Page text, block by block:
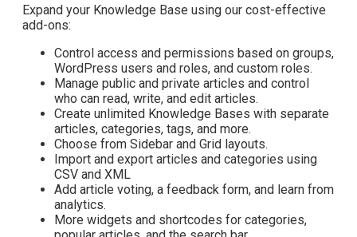
Expand your Knowledge Base using our cost-effective
add-ons:
Control access and permissions based on groups,
WordPress users and roles, and custom roles.
Manage public and private articles and control
who can read, write, and edit articles.
Create unlimited Knowledge Bases with separate
articles, categories, tags, and more.
Choose from Sidebar and Grid layouts.
Import and export articles and categories using
CSV and XML
Add article voting, a feedback form, and learn from
analytics.
More widgets and shortcodes for categories,